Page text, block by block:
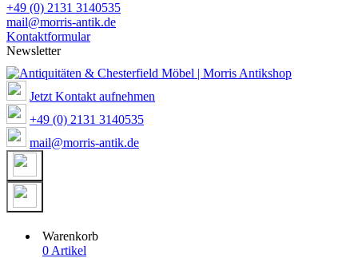
+49 (0) 2131 3140535
mail@morris-antik.de
Kontaktformular
Newsletter
Jetzt Kontakt aufnehmen
+49 (0) 2131 3140535
mail@morris-antik.de
Warenkorb
0 Artikel